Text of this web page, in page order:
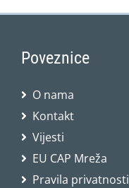
Poveznice
O nama
Kontakt
Vijesti
EU CAP Mreža
Pravila privatnosti